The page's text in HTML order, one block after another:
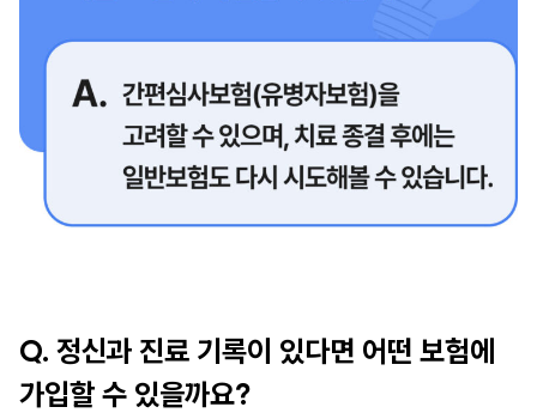
Q. 정신과 진료 기록이 있다면 어떤 보험에
가입할 수 있을까요?